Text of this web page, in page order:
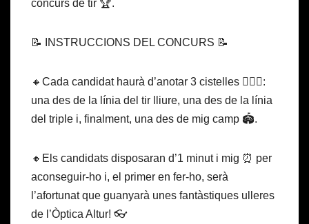
concurs de tir 🏆.
📝 INSTRUCCIONS DEL CONCURS 📝
🔸Cada candidat haurà d’anotar 3 cistelles ⛹🏽‍♀️:
una des de la línia del tir lliure, una des de la línia
del triple i, finalment, una des de mig camp 🏟️.
🔸Els candidats disposaran d’1 minut i mig ⏰ per
aconseguir-ho i, el primer en fer-ho, serà
l’afortunat que guanyarà unes fantàstiques ulleres
de l’Òptica Altur! 👓